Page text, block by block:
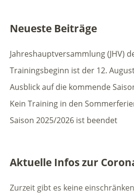
Neueste Beiträge
Jahreshauptversammlung (JHV)
Trainingsbeginn ist der 12.
Ausblick auf die kommende
Kein Training in den
Saison 2025/2026 ist beendet
Aktuelle Infos zur
Zurzeit gibt es keine